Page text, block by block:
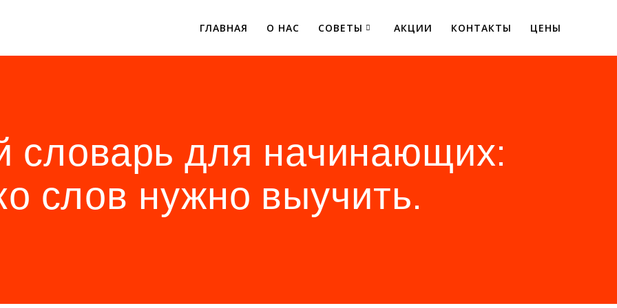
ГЛАВНАЯ О НАС СОВЕТЫ АКЦИИ КОНТАКТЫ ЦЕНЫ
словарь для начинающих:
слов нужно выучить.